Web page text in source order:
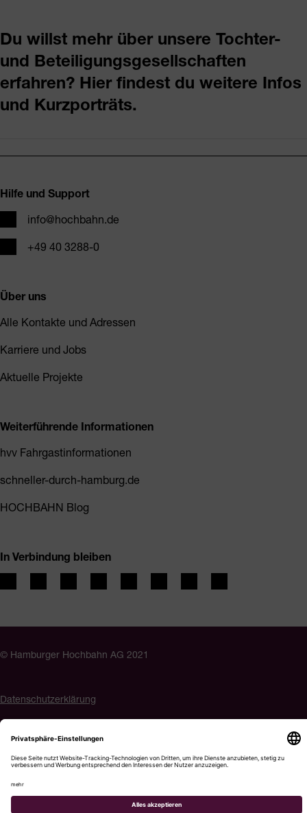
Du willst mehr über unsere Tochter-
und Beteiligungsgesellschaften
erfahren? Hier findest du weitere Infos
und Kurzporträts.
Hilfe und Support
E-Mailinfo@hochbahn.de
Telefon+49 40 3288-0
Über uns
Alle Kontakte und Adressen
Karriere und Jobs
Aktuelle Projekte
Weiterführende Informationen
hvv Fahrgastinformationen
schneller-durch-hamburg.de
HOCHBAHN Blog
In Verbindung bleiben
© Hamburger Hochbahn AG 2021
Datenschutzerklärung
Impressum
Barrierefreiheit
Cookie-Einstellungen